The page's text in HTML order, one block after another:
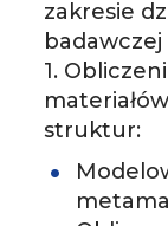
zakresie
badawczej
1.
struktur: